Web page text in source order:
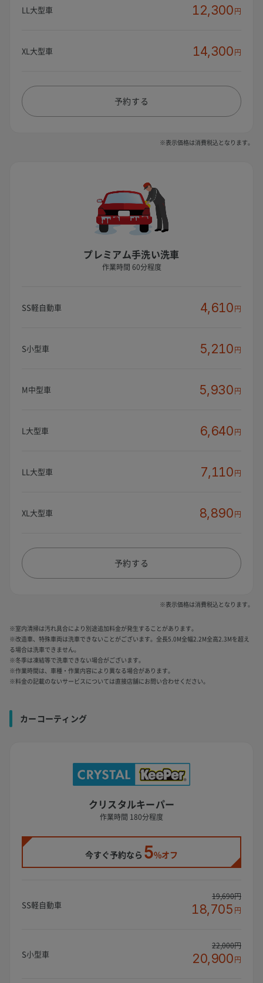
LL大型車 12,300円
XL大型車 14,300円
予約する
※表示価格は消費税込となります。
プレミアム手洗い洗車
作業時間 60分程度
SS軽自動車 4,610円
S小型車 5,210円
M中型車 5,930円
L大型車 6,640円
LL大型車 7,110円
XL大型車 8,890円
予約する
※表示価格は消費税込となります。
※室内清掃は汚れ具合により別途追加料金が発生することがあります。
※改造車、特殊車両は洗車できないことがございます。全長5.0M全幅2.2M全高2.3Mを超え
る場合は洗車できません。
※冬季は凍結等で洗車できない場合がございます。
※作業時間は、車種・作業内容により異なる場合があります。
※料金の記載のないサービスについては直接店舗にお問い合わせください。
カーコーティング
クリスタルキーパー
作業時間 180分程度
今すぐ予約なら 5%オフ
SS軽自動車
19,690円
18,705 円
S小型車
22,000円
20,900円